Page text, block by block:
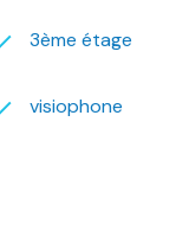
3ème étage
visiophone